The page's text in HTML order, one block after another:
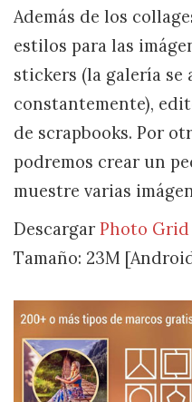
Además de los
estilos para las
stickers (la galería se
constantemente),
de scrapbooks. Por
podremos crear un
muestre varias
Descargar Photo Grid
Tamaño: 23M